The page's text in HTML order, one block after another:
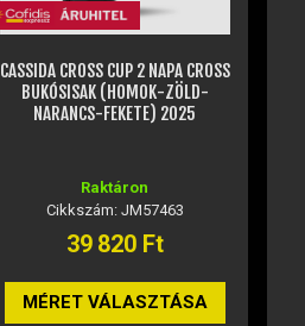
CASSIDA CROSS CUP 2 NAPA CROSS
BUKÓSISAK (HOMOK-ZÖLD-
NARANCS-FEKETE) 2025
Raktáron
Cikkszám: JM57463
39 820 Ft
MÉRET VÁLASZTÁSA